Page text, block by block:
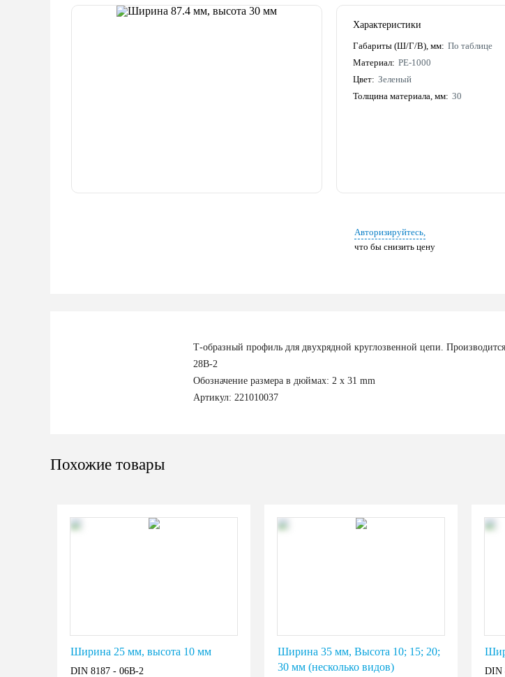
Характеристики
Габариты (Ш/Г/В), мм: По таблице
Материал: PE-1000
Цвет: Зеленый
Толщина материала, мм: 30
Авторизируйтесь,
что бы снизить цену
Т-образный профиль для двухрядной круглозвенной цепи.
28B-2
Обозначение размера в дюймах: 2 x 31 mm
Артикул: 221010037
Похожие товары
Ширина 25 мм, высота 10 мм
DIN 8187 - 06B-2
Ширина 35 мм, Высота 10; 15; 20;
30 мм (несколько видов)
DIN